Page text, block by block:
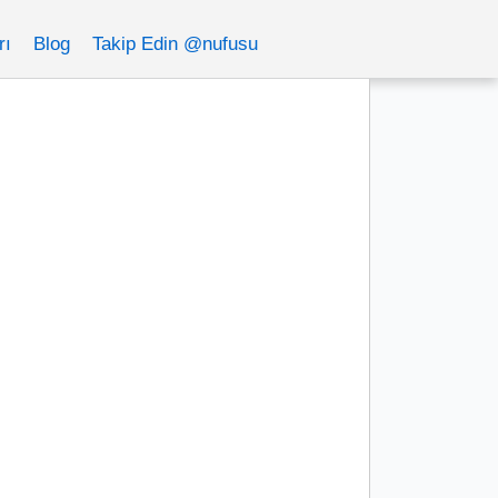
Blog Takip Edin @nufusu